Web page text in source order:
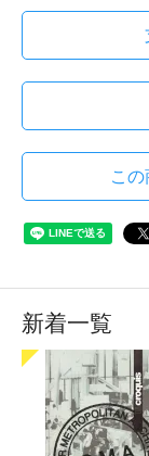
こ
新着一覧